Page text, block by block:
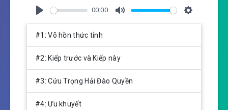
l
y
00:00
e
i
g
#1: Võ hồn thức tỉnh
#2: Kiếp trước và Kiếp này
#3: Cửu Trọng Hải Đào Quyền
#4: Ưu khuyết